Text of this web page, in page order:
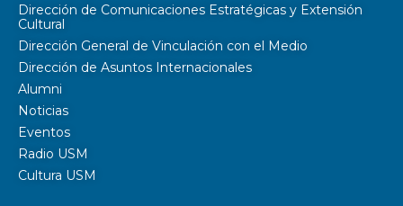
Dirección de Comunicaciones Estratégicas y Extensión
Cultural
Dirección General de Vinculación con el Medio
Dirección de Asuntos Internacionales
Alumni
Noticias
Eventos
Radio USM
Cultura USM